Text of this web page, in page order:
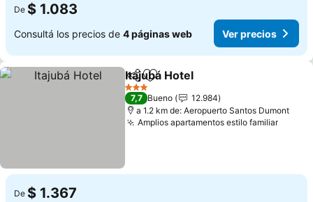
De $ 1.083
Consultá los precios de 4 páginas web Ver precios
CompartirAñadir a favoritos
Itajubá Hotel
3 Estrellas
7,7 Bueno
12.984
a 1.2 km de: Aeropuerto Santos Dumont
Amplios apartamentos estilo familiarVer
De $ 1.367